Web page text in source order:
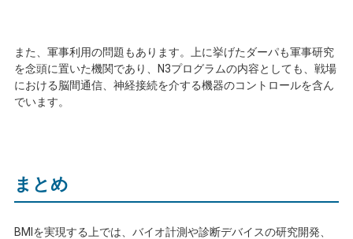
また、軍事利用の問題もあります。上に挙げたダーパも軍事研究
を念頭に置いた機関であり、
N3プログラムの内容としても、戦場
における脳間通信、神経接続を介する機器のコントロールを含ん
でいます。
まとめ
BMI を実現する上では、バイオ計測や診断デバイスの研究開発、